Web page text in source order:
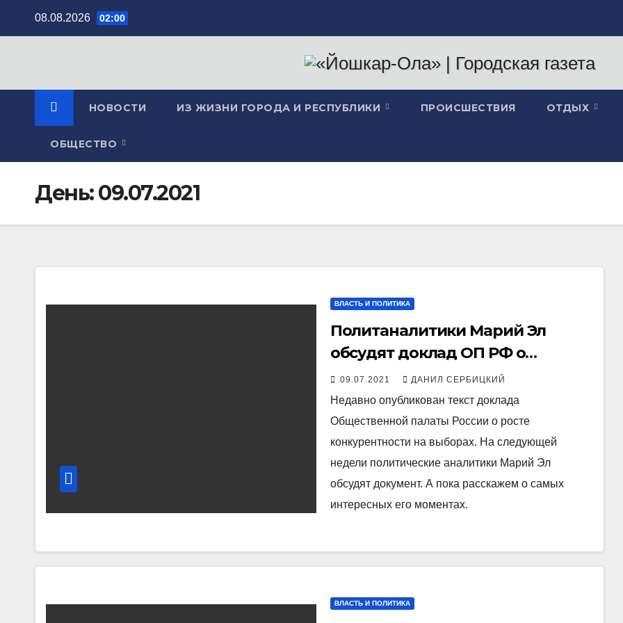
08.08.2026 02:00
НОВОСТИ ИЗ ЖИЗНИ ГОРОДА И РЕСПУБЛИКИ ПРОИСШЕСТВИЯ ОТДЫХ
ОБЩЕСТВО
День:09.07.2021
ВЛАСТЬ И ПОЛИТИКА
Политаналитики Марий Эл
обсудят доклад ОП РФ о
растущей конкурентности
выборов
09.07.2021 ДАНИЛ СЕРБИЦКИЙ
Недавно опубликован текст доклада
Общественной палаты России о росте
конкурентности на выборах. На следующей
недели политические аналитики Марий Эл
обсудят документ. А пока расскажем о самых
интересных его моментах.
ВЛАСТЬ И ПОЛИТИКА